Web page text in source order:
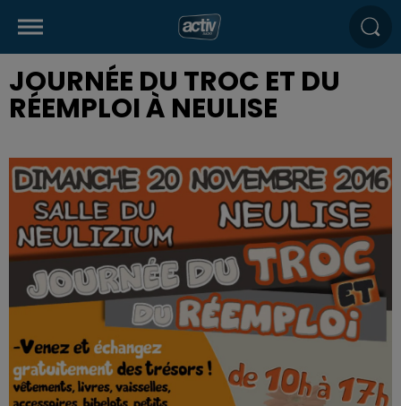
JOURNÉE DU TROC ET DU
RÉEMPLOI À NEULISE